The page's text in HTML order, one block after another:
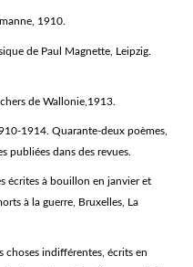
1910.
de Paul Magnette, Leipzig.
de Wallonie,1913.
1914. Quarante-deux poèmes,
publiées dans des revues.
écrites à bouillon en janvier et
à la guerre, Bruxelles, La
choses indifférentes, écrits en